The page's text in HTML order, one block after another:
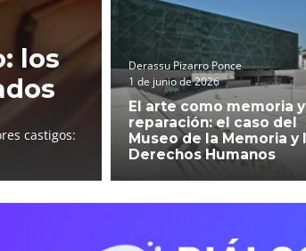
los
castigos:
Derassu Pizarro Ponce
1 de junio de 2026
El arte como memoria y
reparación: el caso del
Museo de la Memoria y
Derechos Humanos